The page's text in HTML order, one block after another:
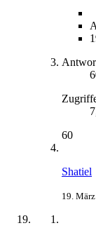
60
Shatiel
19.